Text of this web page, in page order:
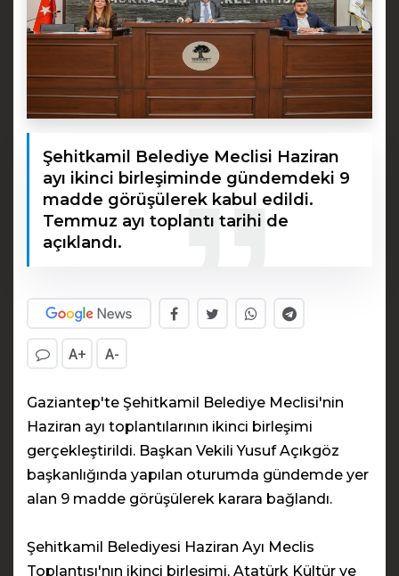
Şehitkamil Belediye Meclisi Haziran
ayı ikinci birleşiminde gündemdeki 9
madde görüşülerek kabul edildi.
Temmuz ayı toplantı tarihi de
açıklandı.
A+ A-
Gaziantep'te Şehitkamil Belediye Meclisi'nin
Haziran ayı toplantılarının ikinci birleşimi
gerçekleştirildi. Başkan Vekili Yusuf Açıkgöz
başkanlığında yapılan oturumda gündemde yer
alan 9 madde görüşülerek karara bağlandı.
Şehitkamil Belediyesi Haziran Ayı Meclis
Toplantısı'nın ikinci birleşimi, Atatürk Kültür ve